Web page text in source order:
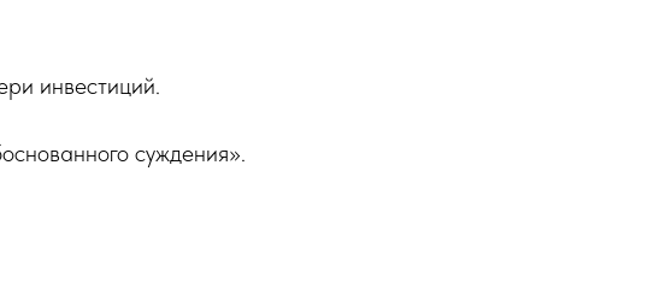
инвестиций.
суждения».